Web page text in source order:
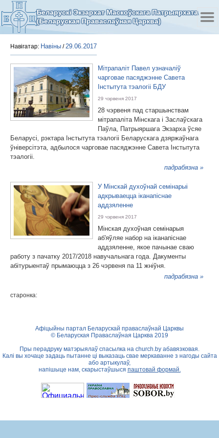
Беларускі Экзархат Маскоўскага Патрыярхата
(Беларуская Праваслаўная Царква)
Навігатар: Навіны /29.06.2017
Мітрапаліт Павел узначаліў
чарговае пасяджэнне Савета
Інстытута тэалогіі БДУ
29 чэрвеня 2017
28 чэрвеня пад старшынствам
мітрапаліта Мінскага і Заслаўскага
Паўла, Патрыяршага Экзарха ўсяе
Беларусі, рэктара Інстытута тэалогіі Беларускага дзяржаўнага
ўніверсітэта, адбылося чарговае пасяджэнне Савета Інстытута
тэалогіі.
падрабязна »
У Мінскай духоўнай семінарыі
адкрываецца іканапіснае
аддзяленне
29 чэрвеня 2017
Мінская духоўная семінарыя
аб'яўляе набор на іканапіснае
аддзяленне, якое пачынае сваю
работу з пачатку 2017/2018 навучальнага года. Дакументы
абітурыентаў прымаюцца з 26 чэрвеня па 11 жніўня.
падрабязна »
старонка:
Афіцыйны партал Беларускай праваслаўнай Царквы
© Беларуская Праваслаўная Царква 2019
Пры перадруку матэрыялаў спасылка на church.by абавязковая.
Калі вы хочаце задаць пытанне ці выказаць свае меркаванне з нагоды сайта
або артыкулаў,
напішыце нам, скарыстаўшыся паштовай формай.